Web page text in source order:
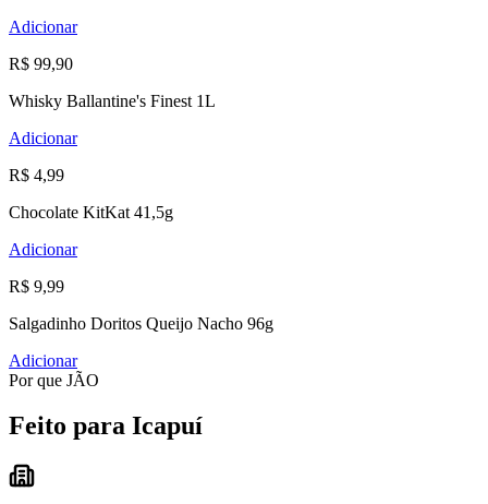
Adicionar
R$ 99,90
Whisky Ballantine's Finest 1L
Adicionar
R$ 4,99
Chocolate KitKat 41,5g
Adicionar
R$ 9,99
Salgadinho Doritos Queijo Nacho 96g
Adicionar
Por que JÃO
Feito para Icapuí